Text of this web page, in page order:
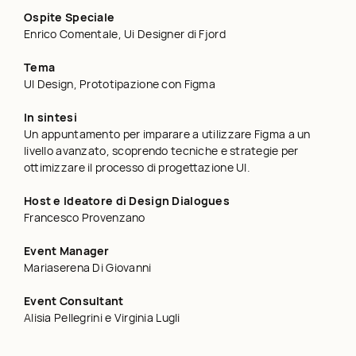
Ospite Speciale
Enrico Comentale, Ui Designer di Fjord
Tema
UI Design, Prototipazione con Figma
In sintesi
Un appuntamento per imparare a utilizzare Figma a un
livello avanzato, scoprendo tecniche e strategie per
ottimizzare il processo di progettazione UI.
Host e Ideatore di Design Dialogues
Francesco Provenzano
Event Manager
Mariaserena Di Giovanni
Event Consultant
Alisia Pellegrini e Virginia Lugli